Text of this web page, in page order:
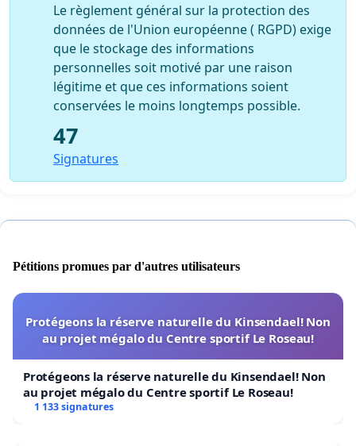
Le règlement général sur la protection des
données de l'Union européenne ( RGPD) exige
que le stockage des informations
personnelles soit motivé par une raison
légitime et que ces informations soient
conservées le moins longtemps possible.
47
Signatures
Pétitions promues par d'autres utilisateurs
Protégeons la réserve naturelle du Kinsendael! Non
au projet mégalo du Centre sportif Le Roseau!
Protégeons la réserve naturelle du Kinsendael! Non
au projet mégalo du Centre sportif Le Roseau!
1 133 signatures